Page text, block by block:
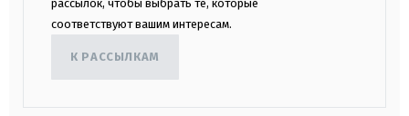
рассылок, чтобы выбрать те, которые
соответствуют вашим интересам.
К РАССЫЛКАМ